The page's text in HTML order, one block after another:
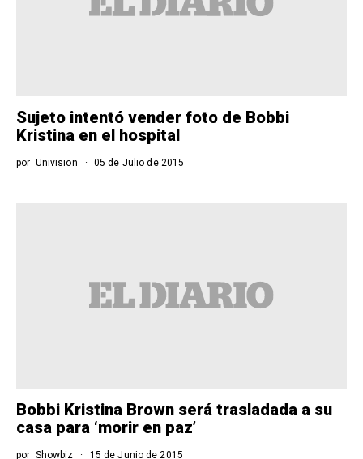
Sujeto intentó vender foto de Bobbi
Kristina en el hospital
por Univision 05 de Julio de 2015
Bobbi Kristina Brown será trasladada a su
casa para ‘morir en paz’
por Showbiz 15 de Junio de 2015